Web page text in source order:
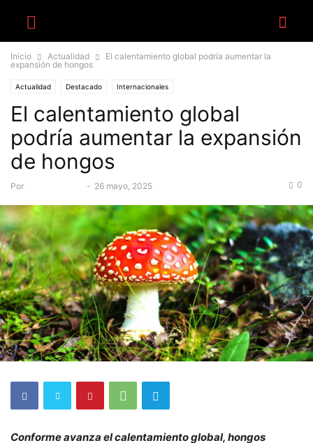
Inicio Actualidad
El calentamiento global podría aumentar la
expansión de hongos
Actualidad Destacado Internacionales
El calentamiento global
podría aumentar la expansión
de hongos
Por - 26 mayo, 2025 0
Conforme avanza el calentamiento global, hongos